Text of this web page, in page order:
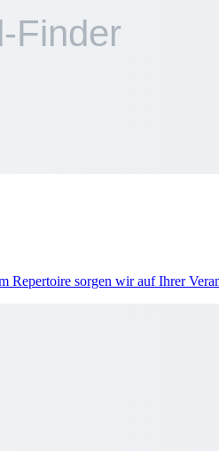
Repertoire sorgen wir auf Ihrer